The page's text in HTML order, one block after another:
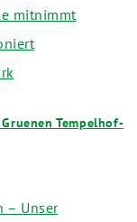
mitnimmt
Tempelhof-
– Unser